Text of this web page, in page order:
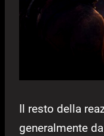
Il resto della
generalmente